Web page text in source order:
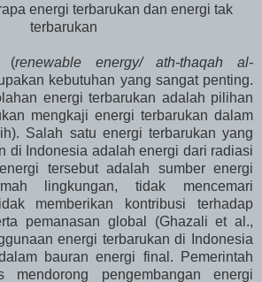
energi terbarukan dan energi tak
terbarukan
(renewable energy/ ath-thaqah al-
kebutuhan yang sangat penting.
energi terbarukan adalah pilihan
mengkaji energi terbarukan dalam
Salah satu energi terbarukan yang
di Indonesia adalah energi dari radiasi
tersebut adalah sumber energi
lingkungan, tidak mencemari
memberikan kontribusi terhadap
pemanasan global (Ghazali et al.,
energi terbarukan di Indonesia
bauran energi final. Pemerintah
mendorong pengembangan energi